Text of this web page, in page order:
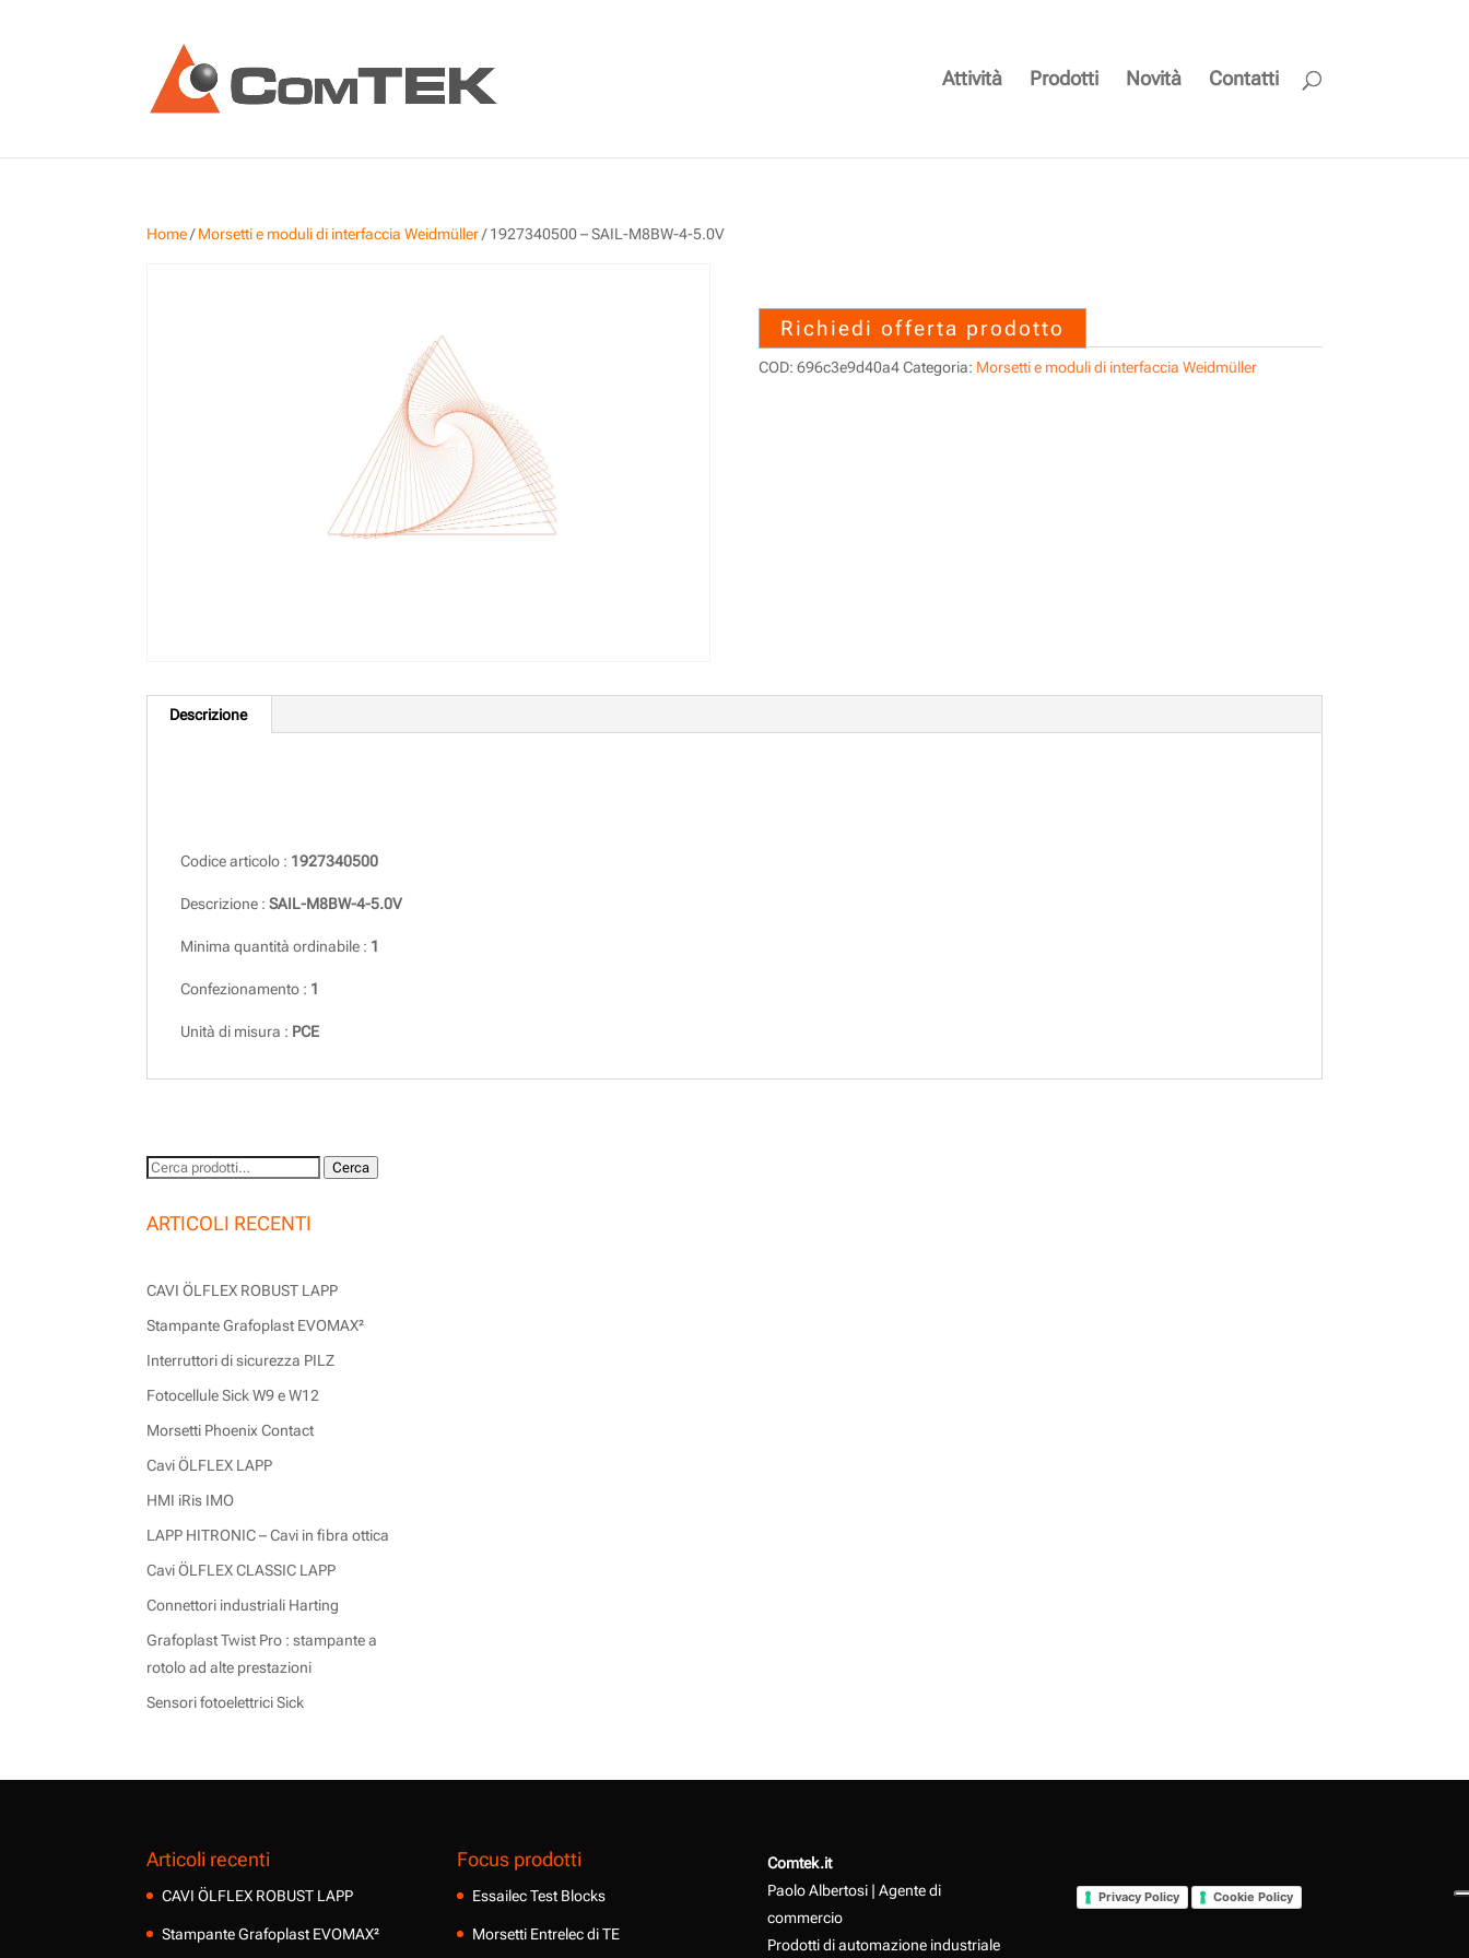
Attività Prodotti Novità Contatti
Home/Morsetti e moduli di interfaccia Weidmüller/ 1927340500 – SAIL-M8BW-4-5.0V
Richiedi offerta prodotto
COD: 696c3e9d40a4 Categoria: Morsetti e moduli di interfaccia Weidmüller
Descrizione
Codice articolo : 1927340500
Descrizione :SAIL-M8BW-4-5.0V
Minima quantità ordinabile : 1
Confezionamento : 1
Unità di misura : PCE
Cerca: Cerca
ARTICOLI RECENTI
CAVI ÖLFLEX ROBUST LAPP
Stampante Grafoplast EVOMAX²
Interruttori di sicurezza PILZ
Fotocellule Sick W9 e W12
Morsetti Phoenix Contact
Cavi ÖLFLEX LAPP
HMI iRis IMO
LAPP HITRONIC – Cavi in fibra ottica
Cavi ÖLFLEX CLASSIC LAPP
Connettori industriali Harting
Grafoplast Twist Pro : stampante a
rotolo ad alte prestazioni
Sensori fotoelettrici Sick
Articoli recenti
CAVI ÖLFLEX ROBUST LAPP
Stampante Grafoplast EVOMAX²
Focus prodotti
Essailec Test Blocks
Morsetti Entrelec di TE
Comtek.it
Paolo Albertosi | Agente di
commercio
Prodotti di automazione industriale
Privacy Policy Cookie Policy